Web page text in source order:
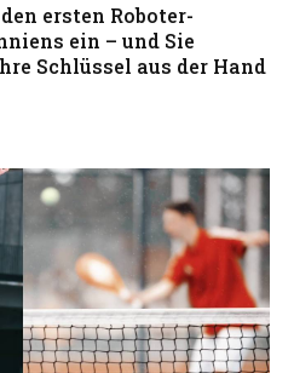
ersten Roboter-
ein – und Sie
Schlüssel aus der Hand